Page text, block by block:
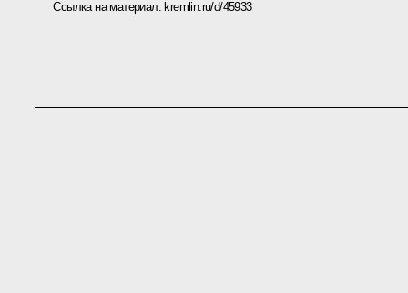
Ссылка на материал: kremlin.ru/d/45933